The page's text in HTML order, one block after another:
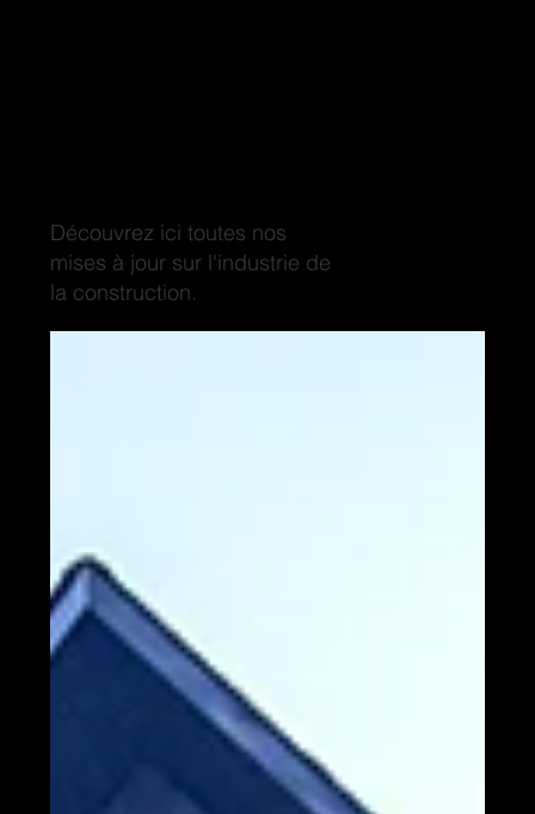
Découvrez ici toutes nos
mises à jour sur l'industrie de
la construction.